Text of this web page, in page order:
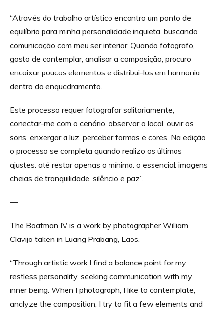
“Através do trabalho artístico encontro um ponto de
equilíbrio para minha personalidade inquieta, buscando
comunicação com meu ser interior. Quando fotografo,
gosto de contemplar, analisar a composição, procuro
encaixar poucos elementos e distribui-los em harmonia
dentro do enquadramento.
Este processo requer fotografar solitariamente,
conectar-me com o cenário, observar o local, ouvir os
sons, enxergar a luz, perceber formas e cores. Na edição
o processo se completa quando realizo os últimos
ajustes, até restar apenas o mínimo, o essencial: imagens
cheias de tranquilidade, silêncio e paz”.
—
The Boatman IV is a work by photographer William
Clavijo taken in Luang Prabang, Laos.
“Through artistic work I find a balance point for my
restless personality, seeking communication with my
inner being. When I photograph, I like to contemplate,
analyze the composition, I try to fit a few elements and